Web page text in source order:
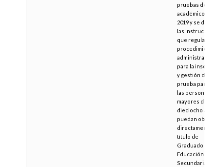
pruebas del
académico 2018-
2019 y se dictan
las
que regulan el
procedimiento
administrativo
para la
y gestión de la
prueba para
las personas
mayores de
dieciocho años
puedan obtener
directamente el
título de
Graduado en
Educación
Secundaria en